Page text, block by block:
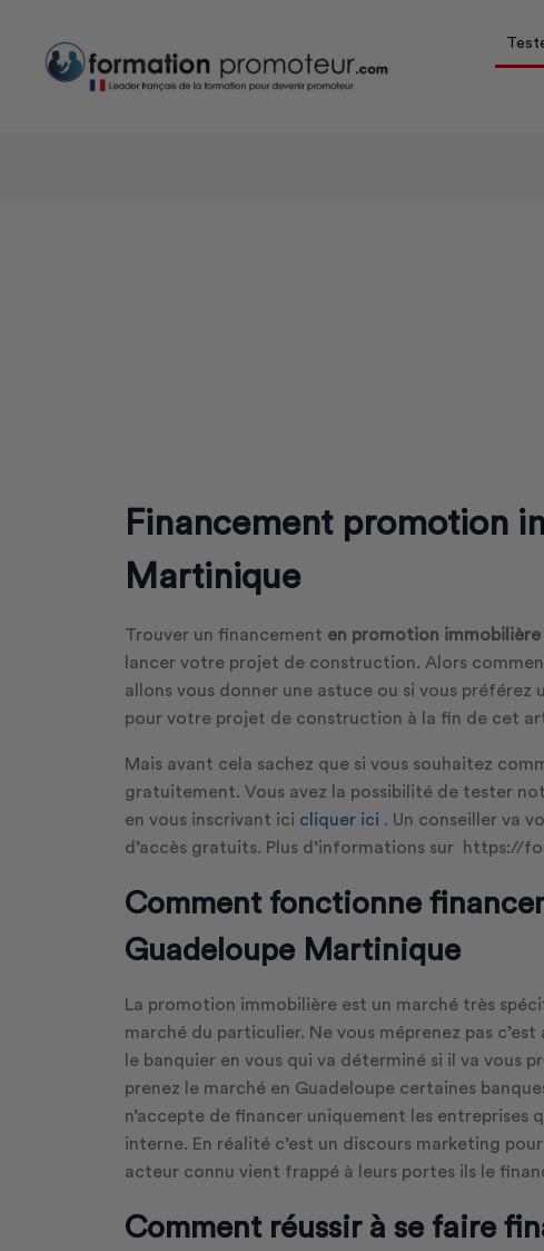
Financement promotion
Martinique
Trouver un financement en promotion
lancer votre projet de construction. Alors
allons vous donner une astuce ou si vous
pour votre projet de construction à la fin de cet
Mais avant cela sachez que si vous souhaitez
gratuitement. Vous avez la possibilité de tester
en vous inscrivant ici cliquer ici . Un conseiller va
d’accès gratuits. Plus d’informations sur
Comment fonctionne
Guadeloupe Martinique
La promotion immobilière est un marché très
marché du particulier. Ne vous méprenez pas
le banquier en vous qui va déterminé si il va vous
prenez le marché en Guadeloupe certaines
n’accepte de financer uniquement les entreprises
interne. En réalité c’est un discours marketing
acteur connu vient frappé à leurs portes ils le
Comment réussir à se faire